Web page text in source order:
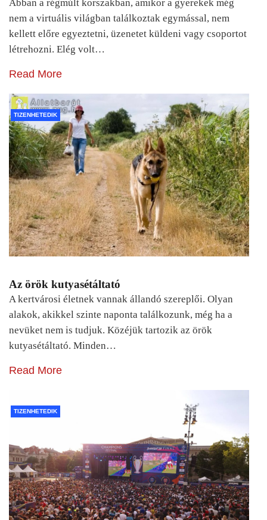
Abban a régmúlt korszakban, amikor a gyerekek még
nem a virtuális világban találkoztak egymással, nem
kellett előre egyeztetni, üzenetet küldeni vagy csoportot
létrehozni. Elég volt…
Read More
TIZENHETEDIK
Az örök kutyasétáltató
A kertvárosi életnek vannak állandó szereplői. Olyan
alakok, akikkel szinte naponta találkozunk, még ha a
nevüket nem is tudjuk. Közéjük tartozik az örök
kutyasétáltató. Minden…
Read More
TIZENHETEDIK